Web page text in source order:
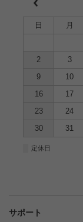
日 月
2
3
9
10
16
17
23
24
30
31
定休日
サポート